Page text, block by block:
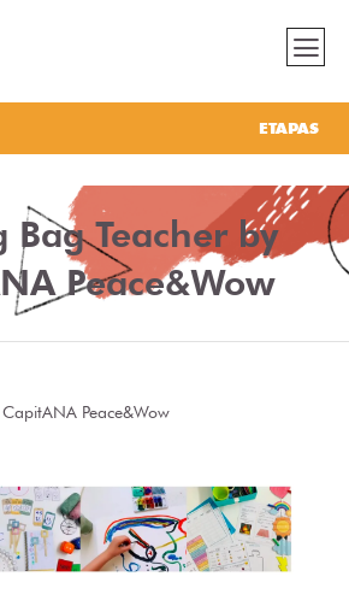
ETAPAS
Bag Teacher by
Peace&Wow
Peace&Wow